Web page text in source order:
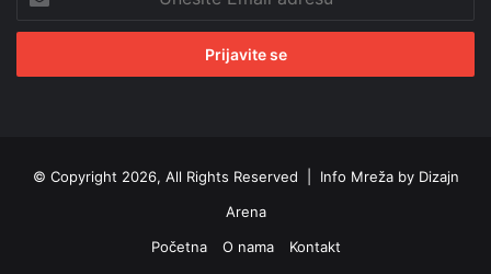
Email
adresu
© Copyright 2026, All Rights Reserved | Info Mreža by Dizajn
Arena
Početna
O nama Kontakt